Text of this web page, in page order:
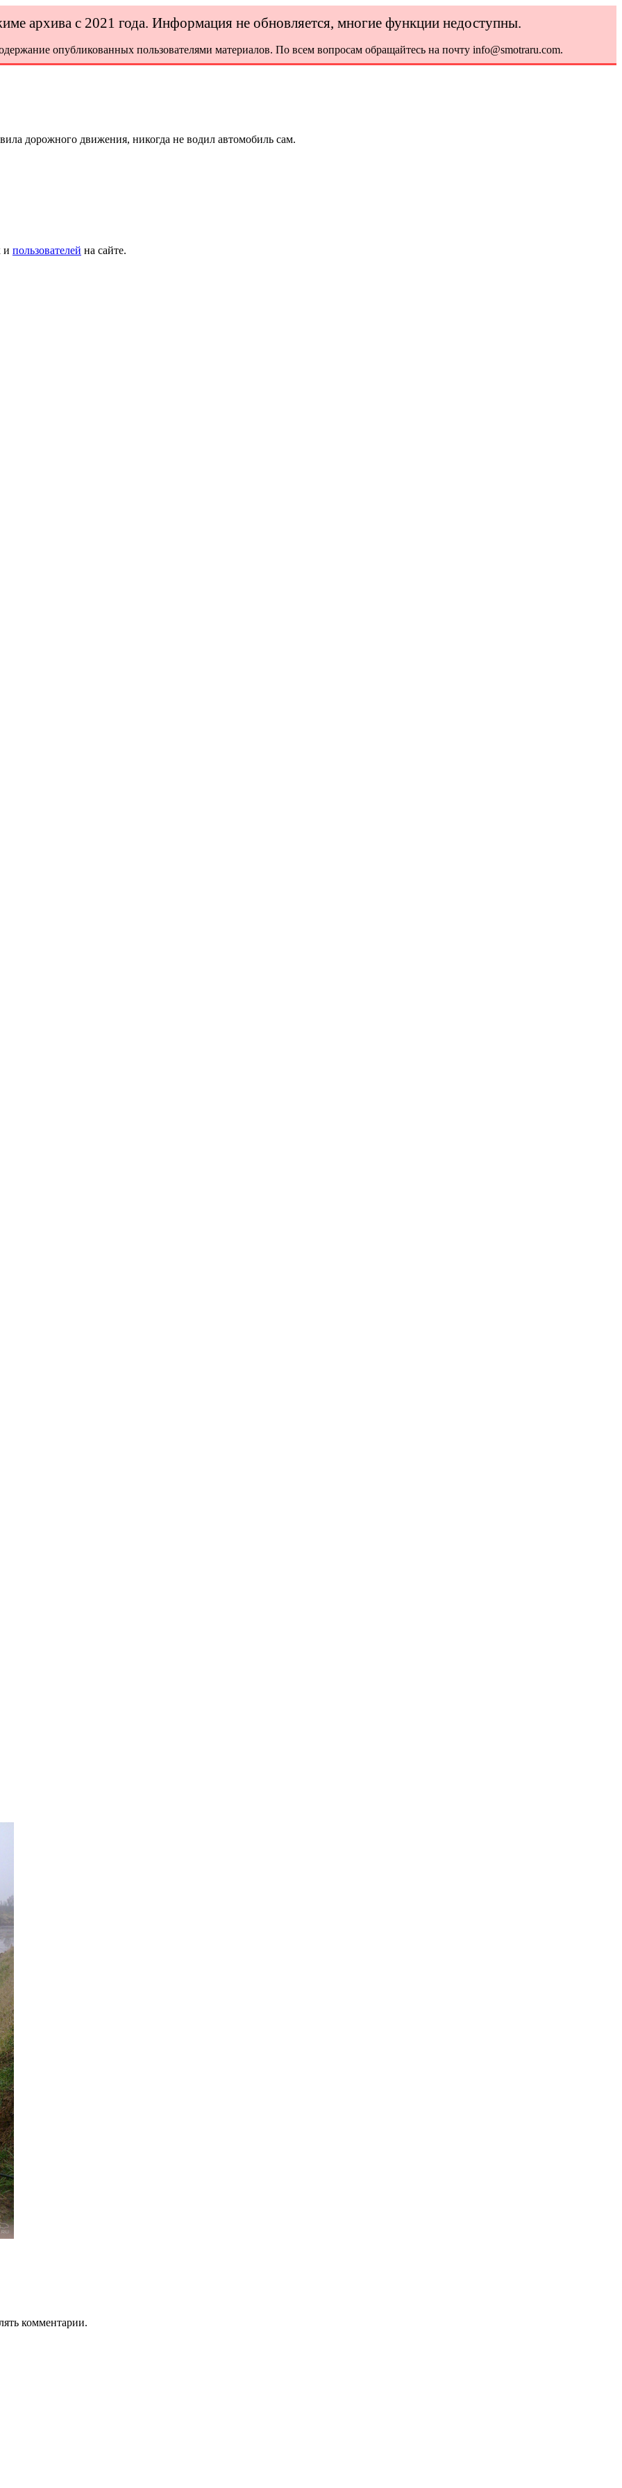
архива с 2021 года. Информация не обновляется, многие функции недоступны.
опубликованных пользователями материалов. По всем вопросам обращайтесь на почту info@smotraru.com.
дорожного движения, никогда не водил автомобиль сам.
и пользователей на сайте.
комментарии.